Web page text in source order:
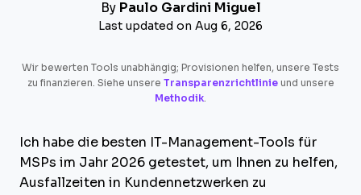
By Paulo Gardini Miguel
Last updated on Aug 6, 2026
Wir bewerten Tools unabhängig; Provisionen helfen, unsere Tests
zu finanzieren. Siehe unsere Transparenzrichtlinieund unsere
Methodik.
Ich habe die besten IT-Management-Tools für
MSPs im Jahr 2026 getestet, um Ihnen zu helfen,
Ausfallzeiten in Kundennetzwerken zu